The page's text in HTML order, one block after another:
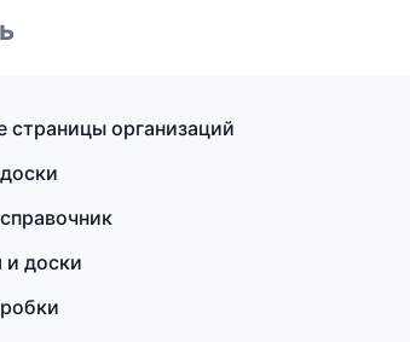
организаций
доски